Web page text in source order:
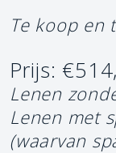
Te koop en
Prijs:
Lenen
Lenen met
(waarvan